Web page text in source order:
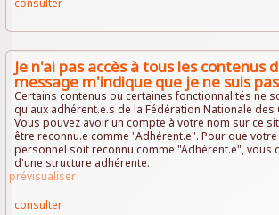
consulter
Je n'ai pas accès à tous les contenus
message m'indique que je ne suis
Certains contenus ou certaines fonctionnalités ne
qu'aux adhérent.e.s de la Fédération Nationale des
Vous pouvez avoir un compte à votre nom sur ce
être reconnu.e comme "Adhérent.e". Pour que
personnel soit reconnu comme "Adhérent.e", vous
d'une structure adhérente.
prévisualiser
consulter